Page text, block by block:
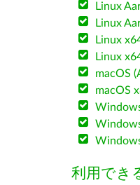
Linux
Linux
Linux
Linux
macOS
macOS
利用でき